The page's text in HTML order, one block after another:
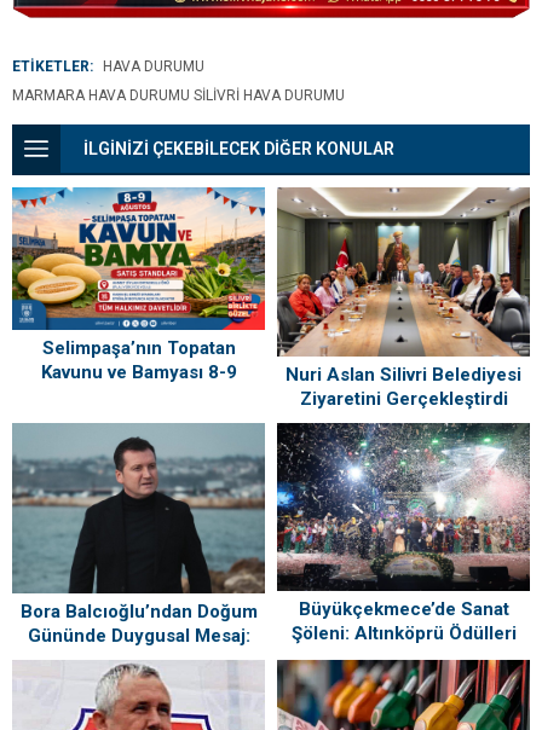
ETİKETLER:
HAVA DURUMU
MARMARA HAVA DURUMU SILIVRI HAVA DURUMU
İLGİNİZİ ÇEKEBİLECEK DİĞER KONULAR
Selimpaşa’nın Topatan
Kavunu ve Bamyası 8-9
Buluşuyor
Nuri Aslan Silivri Belediyesi
Ziyaretini Gerçekleştirdi
Bora Balcıoğlu’ndan Doğum
Gününde Duygusal Mesaj:
“Silivri’mi Çok Özlüyorum”
Büyükçekmece’de Sanat
Şöleni: Altınköprü Ödülleri
Sahiplerini Buldu!